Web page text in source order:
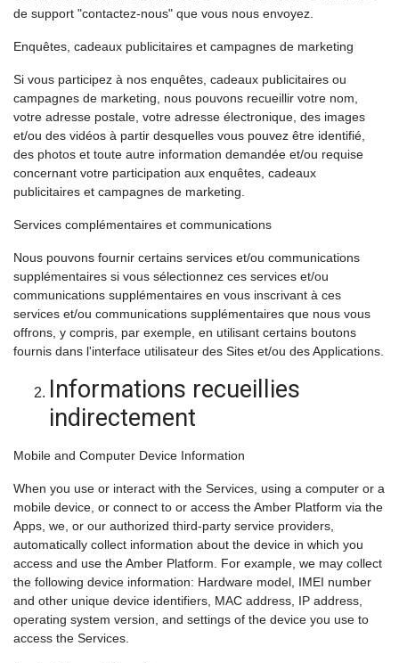
de support "contactez-nous" que vous nous envoyez.
Enquêtes, cadeaux publicitaires et campagnes de marketing
Si vous participez à nos enquêtes, cadeaux publicitaires ou
campagnes de marketing, nous pouvons recueillir votre nom,
votre adresse postale, votre adresse électronique, des images
et/ou des vidéos à partir desquelles vous pouvez être identifié,
des photos et toute autre information demandée et/ou requise
concernant votre participation aux enquêtes, cadeaux
publicitaires et campagnes de marketing.
Services complémentaires et communications
Nous pouvons fournir certains services et/ou communications
supplémentaires si vous sélectionnez ces services et/ou
communications supplémentaires en vous inscrivant à ces
services et/ou communications supplémentaires que nous vous
offrons, y compris, par exemple, en utilisant certains boutons
fournis dans l'interface utilisateur des Sites et/ou des Applications.
Informations recueillies
indirectement
Mobile and Computer Device Information
When you use or interact with the Services, using a computer or a
mobile device, or connect to or access the Amber Platform via the
Apps, we, or our authorized third-party service providers,
automatically collect information about the device in which you
access and use the Amber Platform. For example, we may collect
the following device information: Hardware model, IMEI number
and other unique device identifiers, MAC address, IP address,
operating system version, and settings of the device you use to
access the Services.